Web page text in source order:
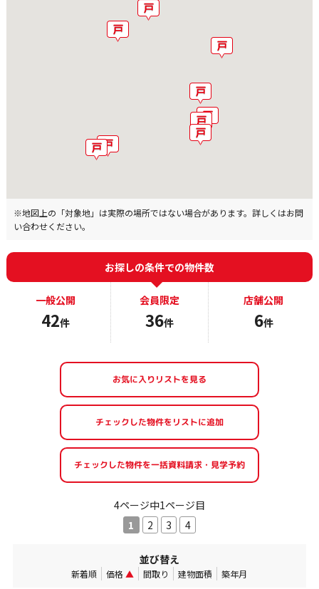
※地図上の「対象地」は実際の場所ではない場合があります。詳しくはお問
い合わせください。
お探しの条件での物件数
一般公開
42件
会員限定
36件
店舗公開
6件
お気に入りリストを見る
4ページ中1ページ目
1
2 3 4
並び替え
新着順 価格 ▲ 間取り 建物面積 築年月